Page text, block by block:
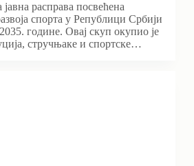
расправа посвећена
спорта у Републици Србији
године. Овај скуп окупио је
стручњаке и спортске…